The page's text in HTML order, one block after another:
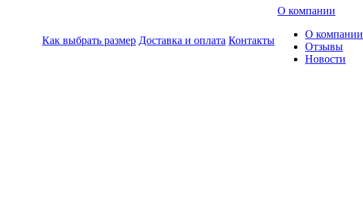
Как выбрать размер Доставка и оплата Контакты
О компании
О компании
Отзывы
Новости